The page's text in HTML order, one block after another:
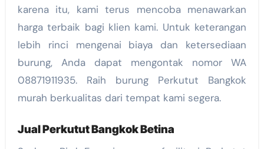
karena itu, kami terus mencoba menawarkan
harga terbaik bagi klien kami. Untuk keterangan
lebih rinci mengenai biaya dan ketersediaan
burung, Anda dapat mengontak nomor WA
08871911935. Raih burung Perkutut Bangkok
murah berkualitas dari tempat kami segera.
Jual Perkutut Bangkok Betina